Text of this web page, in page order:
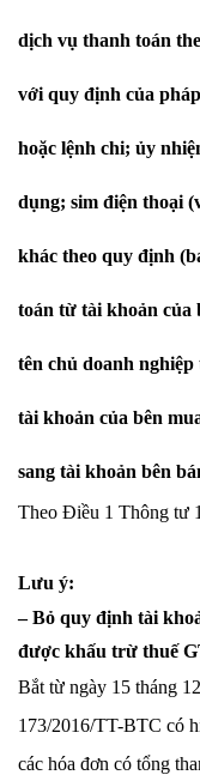
dịch vụ thanh toán
với quy định của
hoặc lệnh chi; ủy
dụng; sim điện thoại
khác theo quy định
toán từ tài khoản của
tên chủ doanh
tài khoản của bên
sang tài khoản bên
Theo Điều 1 Thông tư
Lưu ý:
– Bỏ quy định tài
được khấu trừ thuế
Bắt từ ngày 15 tháng
173/2016/TT-BTC có
các hóa đơn có tổng